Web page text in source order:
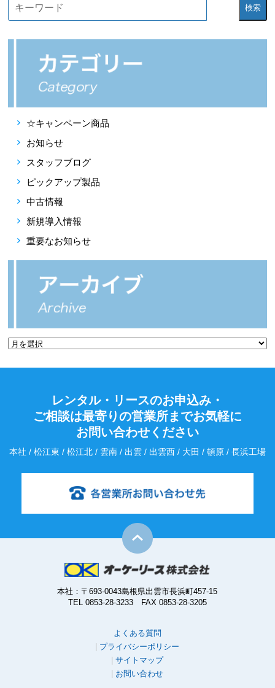
検索
☆キャンペーン商品
お知らせ
スタッフブログ
ピックアップ製品
中古情報
新規導入情報
重要なお知らせ
レンタル・リースのお申込み・
ご相談は最寄りの営業所までお気軽に
お問い合わせください
本社 / 松江東 / 松江北 / 雲南 / 出雲 / 出雲西 / 大田 / 頓原 / 長浜工場
本社：〒693-0043島根県出雲市長浜町457-15
TEL 0853-28-3233 FAX 0853-28-3205
よくある質問
プライバシーポリシー
サイトマップ
お問い合わせ